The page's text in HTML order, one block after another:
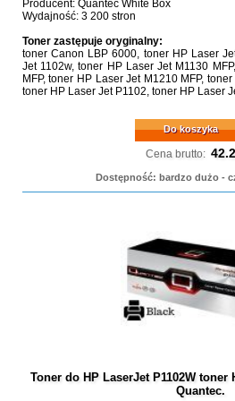
Producent: Quantec White Box
Wydajność: 3 200 stron
Toner zastępuje oryginalny:
toner Canon LBP 6000, toner HP Laser
Jet 1102w, toner HP Laser Jet M1130
MFP, toner HP Laser Jet M1210 MFP,
toner HP Laser Jet P1102, toner HP Laser
Do koszyka
Cena brutto:
Dostępność: bardzo dużo -
Toner do HP LaserJet P1102W
Quantec.